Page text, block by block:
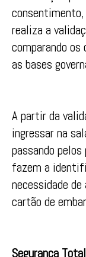
consentimento,
realiza a
comparando
as bases
A partir da
ingressar na
passando
fazem a
necessidade
cartão de
Segurança Total